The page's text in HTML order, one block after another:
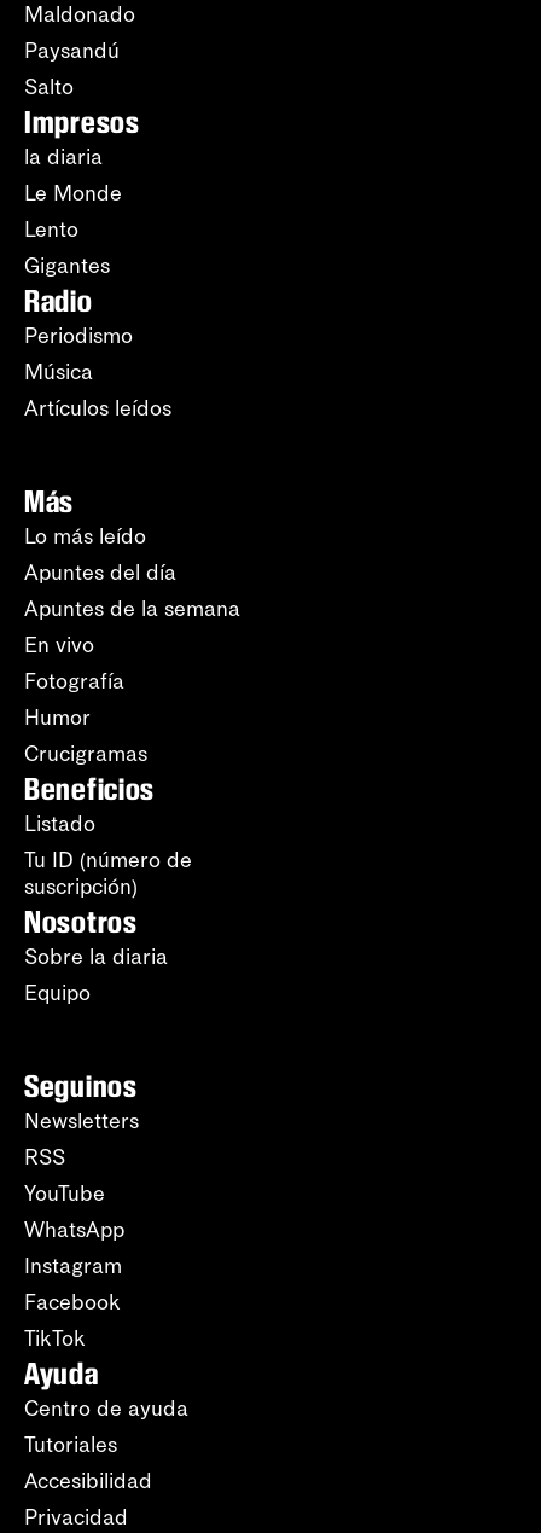
Maldonado
Paysandú
Salto
Impresos
la diaria
Le Monde
Lento
Gigantes
Radio
Periodismo
Música
Artículos leídos
Más
Lo más leído
Apuntes del día
Apuntes de la semana
En vivo
Fotografía
Humor
Crucigramas
Beneficios
Listado
Tu ID (número de
suscripción)
Nosotros
Sobre la diaria
Equipo
Seguinos
Newsletters
RSS
YouTube
WhatsApp
Instagram
Facebook
TikTok
Ayuda
Centro de ayuda
Tutoriales
Accesibilidad
Privacidad